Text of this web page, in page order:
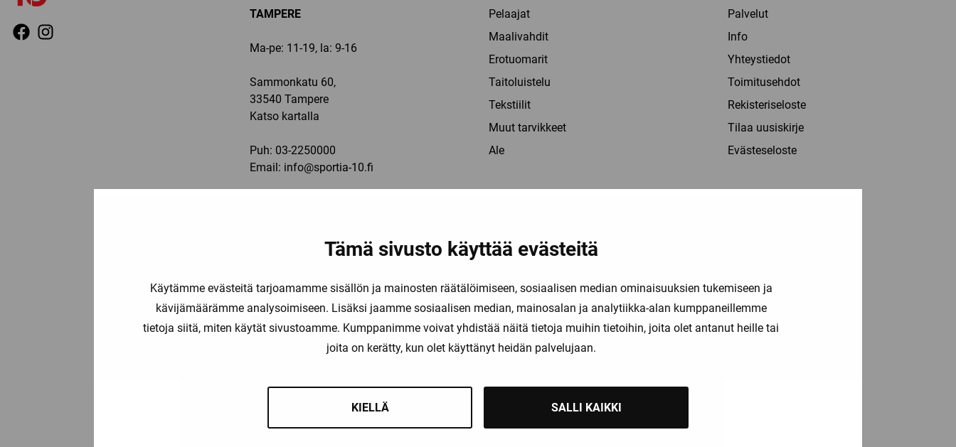
Tämä sivusto käyttää evästeitä
Käytämme evästeitä tarjoamamme sisällön ja mainosten räätälöimiseen, sosiaalisen median ominaisuuksien tukemiseen ja
kävijämäärämme analysoimiseen. Lisäksi jaamme sosiaalisen median, mainosalan ja analytiikka-alan kumppaneillemme
tietoja siitä, miten käytät sivustoamme. Kumppanimme voivat yhdistää näitä tietoja muihin tietoihin, joita olet antanut heille tai
joita on kerätty, kun olet käyttänyt heidän palvelujaan.
KIELLÄ SALLI KAIKKI
TAMPERE
Ma-pe: 11-19, la: 9-16
Sammonkatu 60,
33540 Tampere
Katso kartalla
Puh: 03-2250000
Email: info@sportia-10.fi
40320 Jyväskylä
Katso kartalla
050 4321142
e-mail: jyvaskyla@sportia-10.fi
LAHTI
Pelaajat
Maalivahdit
Erotuomarit
Taitoluistelu
Tekstiilit
Muut tarvikkeet
Ale
Palvelut
Info
Yhteystiedot
Toimitusehdot
Rekisteriseloste
Tilaa uusiskirje
Evästeseloste